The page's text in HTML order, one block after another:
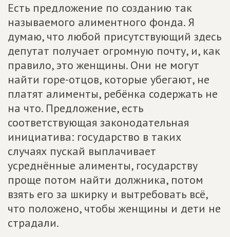
Есть предложение по созданию так
называемого алиментного фонда. Я
думаю, что любой присутствующий здесь
депутат получает огромную почту, и, как
правило, это женщины. Они не могут
найти горе-отцов, которые убегают, не
платят алименты, ребёнка содержать не
на что. Предложение, есть
соответствующая законодательная
инициатива: государство в таких
случаях пускай выплачивает
усреднённые алименты, государству
проще потом найти должника, потом
взять его за шкирку и вытребовать всё,
что положено, чтобы женщины и дети не
страдали.